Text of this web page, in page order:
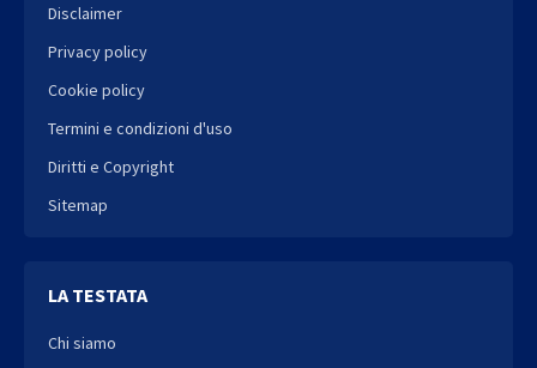
Disclaimer
Privacy policy
Cookie policy
Termini e condizioni d'uso
Diritti e Copyright
Sitemap
LA TESTATA
Chi siamo